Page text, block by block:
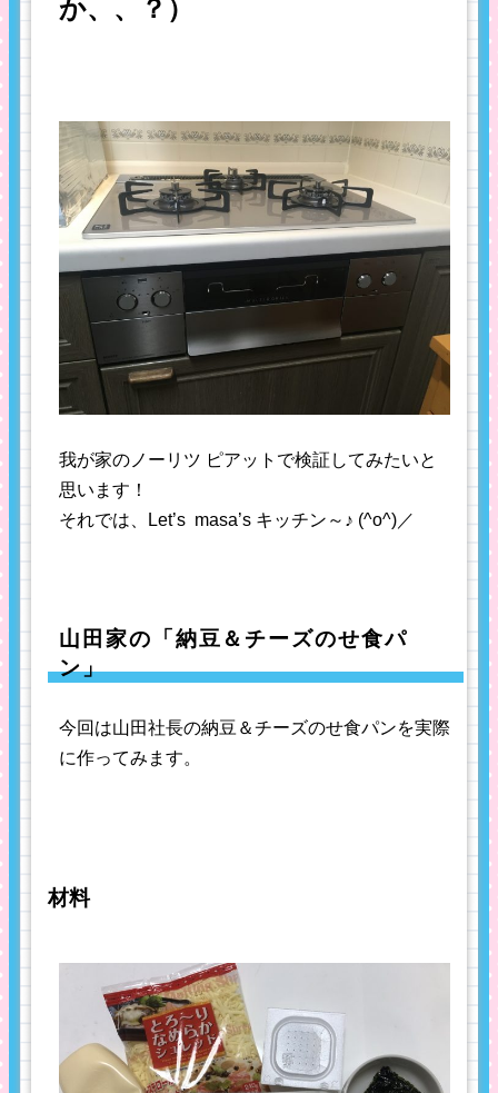
か、、？）
我が家のノーリツ ピアットで検証してみたいと
思います！
それでは、Let’s masa’s キッチン～♪ (^o^)／
山田家の「納豆＆チーズのせ食パ
ン」
今回は山田社長の納豆＆チーズのせ食パンを実際
に作ってみます。
材料